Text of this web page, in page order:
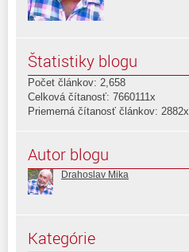
Štatistiky blogu
Počet článkov: 2,658
Celková čítanosť: 7660111x
Priemerná čítanosť článkov: 2882x
Autor blogu
Drahoslav Mika
Kategórie